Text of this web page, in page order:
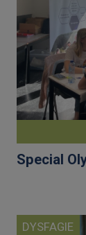
Special
DYSFAGIE